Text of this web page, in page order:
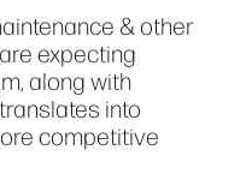
& other
expecting
along with
into
competitive